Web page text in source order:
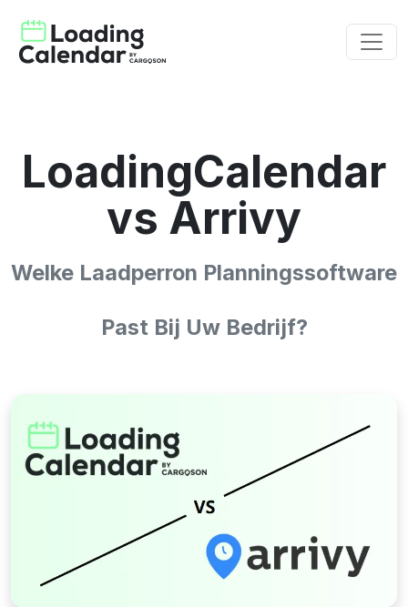
LoadingCalendar
vs Arrivy
Welke Laadperron Planningssoftware
Past Bij Uw Bedrijf?